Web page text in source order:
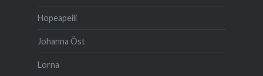
Hopeapeili
Johanna Öst
Lorna